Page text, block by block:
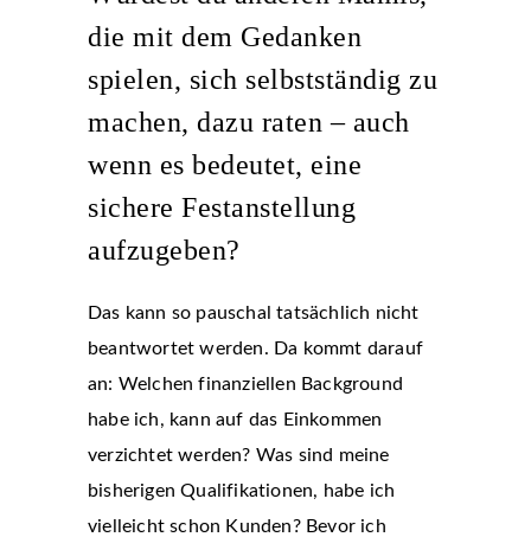
die mit dem Gedanken
spielen, sich selbstständig zu
machen, dazu raten – auch
wenn es bedeutet, eine
sichere Festanstellung
aufzugeben?
Das kann so pauschal tatsächlich nicht
beantwortet werden. Da kommt darauf
an: Welchen finanziellen Background
habe ich, kann auf das Einkommen
verzichtet werden? Was sind meine
bisherigen Qualifikationen, habe ich
vielleicht schon Kunden? Bevor ich